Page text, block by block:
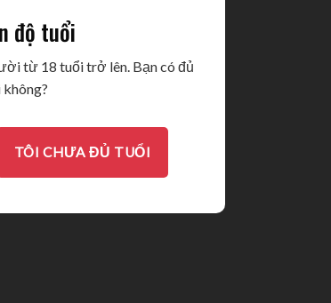
độ tuổi
từ 18 tuổi trở lên. Bạn có đủ
TÔI CHƯA ĐỦ TUỔI